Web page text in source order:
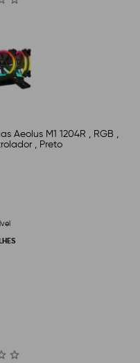
Aeolus M1 1204R , RGB ,
, Preto